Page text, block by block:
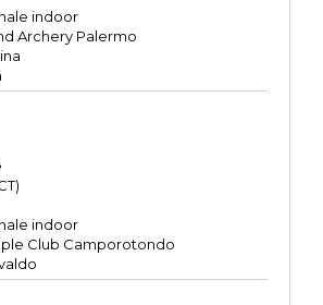
indoor
Archery Palermo
indoor
Club Camporotondo